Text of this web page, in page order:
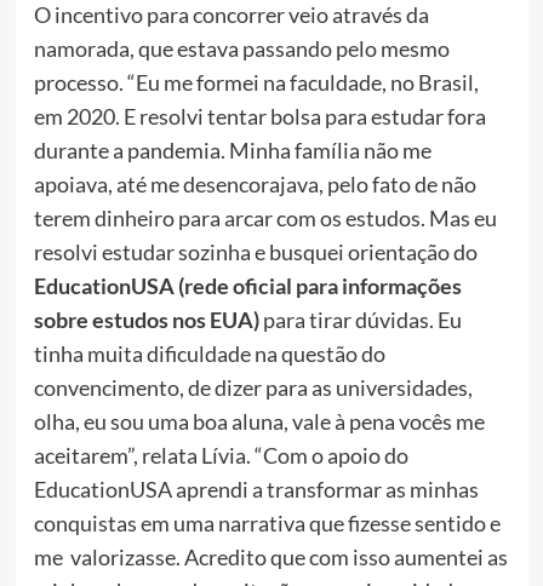
O incentivo para concorrer veio através da
namorada, que estava passando pelo mesmo
processo. “Eu me formei na faculdade, no Brasil,
em 2020. E resolvi tentar bolsa para estudar fora
durante a pandemia. Minha família não me
apoiava, até me desencorajava, pelo fato de não
terem dinheiro para arcar com os estudos. Mas eu
resolvi estudar sozinha e busquei orientação do
EducationUSA (rede oficial para informações
sobre estudos nos EUA)para tirar dúvidas. Eu
tinha muita dificuldade na questão do
convencimento, de dizer para as universidades,
olha, eu sou uma boa aluna, vale à pena vocês me
aceitarem”, relata Lívia. “Com o apoio do
EducationUSA aprendi a transformar as minhas
conquistas em uma narrativa que fizesse sentido e
me valorizasse. Acredito que com isso aumentei as